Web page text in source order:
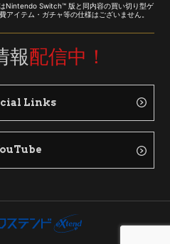
Nintendo Switch™ 版と同内容の買い切り型ゲ
アイテム・ガチャ等の仕様はございません。
報配信中！
Links